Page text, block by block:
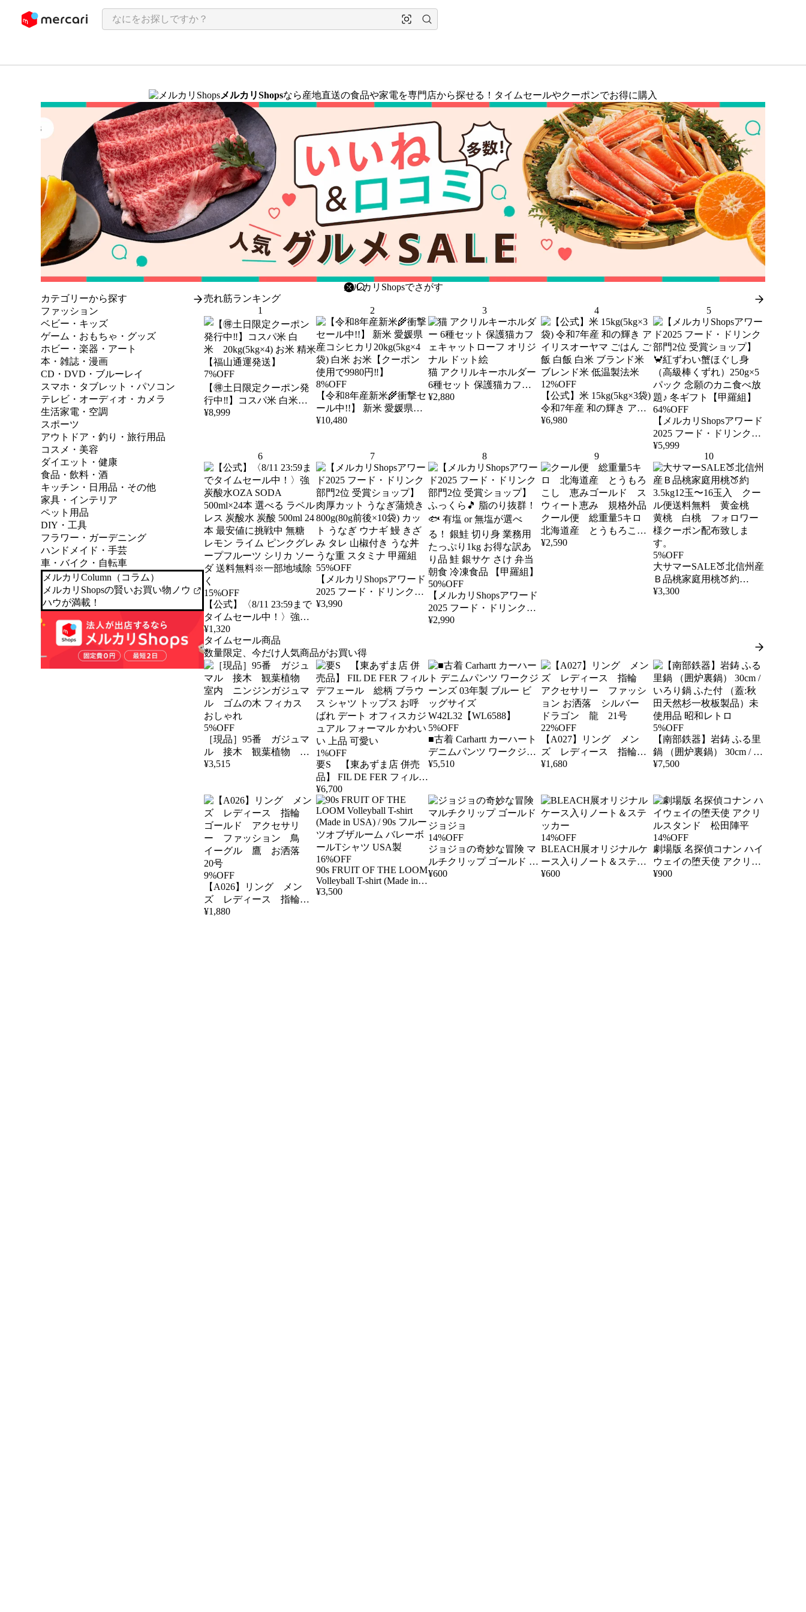
ツにスキップ
メルカリShopsなら産地直送の食品や家電を専門店から探せる！タイムセールやクーポンでお得に購入
検索キーワードを入力
削除
検索
カテゴリーから探す
ファッション
ベビー・キッズ
ゲーム・おもちゃ・グッズ
ホビー・楽器・アート
本・雑誌・漫画
CD・DVD・ブルーレイ
スマホ・タブレット・パソコン
テレビ・オーディオ・カメラ
生活家電・空調
スポーツ
アウトドア・釣り・旅行用品
コスメ・美容
ダイエット・健康
食品・飲料・酒
キッチン・日用品・その他
家具・インテリア
ペット用品
DIY・工具
フラワー・ガーデニング
ハンドメイド・手芸
車・バイク・自転車
メルカリColumn（コラム）
メルカリShopsの賢いお買い物ノウ
ハウが満載！
売れ筋ランキング
1
7%OFF
【🉐土日限定クーポン発
行中‼︎】コスパ米 白米
20kg(5kg×4) お米 精米
¥8,999
2
8%OFF
【令和8年産新米🌾衝撃セ
ール中!!】 新米 愛媛県産
コシヒカリ20kg(5kg×4袋)
¥10,480
3
猫 アクリルキーホルダー
6種セット 保護猫カフェ
キャットローフ オリジナ
¥2,880
4
12%OFF
【公式】米 15kg(5kg×3袋)
令和7年産 和の輝き アイ
リスオーヤマ ごはん ご飯
¥6,980
5
64%OFF
【メルカリShopsアワード
2025 フード・ドリンク部
門2位 受賞ショップ】🦀
紅ずわい蟹ほぐし身（高
級棒くずれ）250g×5パッ
ク 念願のカニ食べ放題♪
冬ギフト【甲羅組】
¥5,999
6
15%OFF
【公式】〈8/11 23:59まで
タイムセール中！〉強炭
酸水OZA SODA 500ml×24
本 選べる ラベルレス 炭
酸水 炭酸 500ml 24本 最安
値に挑戦中 無糖 レモン
ライム ピンクグレープフ
ルーツ シリカ ソーダ 送
料無料※一部地域除く
¥1,320
7
55%OFF
【メルカリShopsアワード
2025 フード・ドリンク部
門2位 受賞ショップ】肉
み タレ 山椒付き うな丼
うな重 スタミナ 甲羅組
¥3,990
8
50%OFF
【メルカリShopsアワード
2025 フード・ドリンク部
門2位 受賞ショップ】ふ
鮭 切り身 業務用 たっぷ
り1kg お得な訳あり品 鮭
銀サケ さけ 弁当 朝食 冷
凍食品 【甲羅組】
¥2,990
9
クール便 総重量5キロ
北海道産 とうもろこ
し 恵みゴールド スウ
¥2,590
10
5%OFF
大サマーSALE🍑北信州産
Ｂ品桃家庭用桃🍑約
3.5kg12玉〜16玉入 クー
¥3,300
タイムセール商品
数量限定、今だけ人気商品がお買い得
5%OFF
［現品］95番 ガジュマ
ル 接木 観葉植物 室
内 ニンジンガジュマ
¥3,515
1%OFF
要S 【東あずま店 併売
品】 FIL DE FER フィルデ
フェール 総柄 ブラウス
シャツ トップス お呼ばれ
デート オフィスカジュア
ル フォーマル かわいい
上品 可愛い
¥6,700
5%OFF
■古着 Carhartt カーハート
デニムパンツ ワークジー
ンズ 03年製 ブルー ビッ
¥5,510
22%OFF
【A027】リング メン
ズ レディース 指輪
アクセサリー ファッシ
¥1,680
5%OFF
【南部鉄器】岩鋳 ふる里
鍋 （囲炉裏鍋） 30cm / い
ろり鍋 ふた付 （蓋:秋田
¥7,500
9%OFF
【A026】リング メン
ズ レディース 指輪
ゴールド アクセサリ
¥1,880
16%OFF
90s FRUIT OF THE LOOM
Volleyball T-shirt (Made in
USA) / 90s フルーツオブ
¥3,500
14%OFF
ジョジョの奇妙な冒険 マ
ルチクリップ ゴールド ジ
ョジョ
¥600
14%OFF
BLEACH展オリジナルケ
ース入りノート＆ステッ
カー
¥600
14%OFF
劇場版 名探偵コナン ハイ
ウェイの堕天使 アクリル
スタンド 松田陣平
¥900